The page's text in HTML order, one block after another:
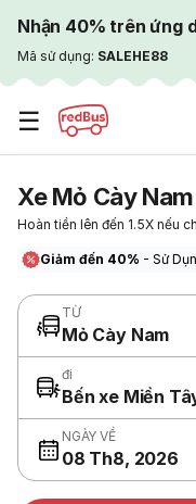
Nhận 40% trên ứng
Mã sử dụng: SALEHE88
☰
Xe Mỏ Cày
Hoàn tiền lên đến 1.5X nếu
Giảm đến 40% - Sử
TỪ
Mỏ Cày Nam
đi
Bến xe Miền
NGÀY VỀ
08 Th8, 2026